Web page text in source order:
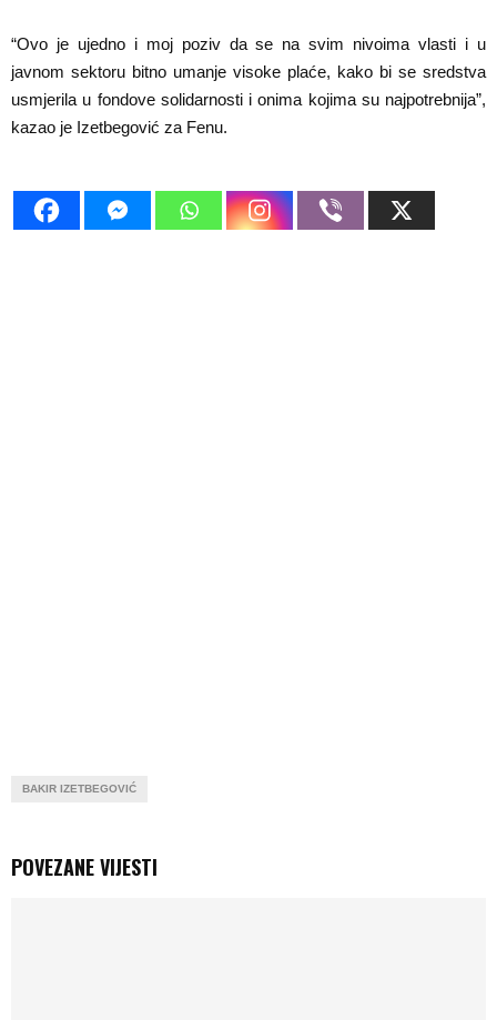
“Ovo je ujedno i moj poziv da se na svim nivoima vlasti i u
javnom sektoru bitno umanje visoke plaće, kako bi se sredstva
usmjerila u fondove solidarnosti i onima kojima su najpotrebnija”,
kazao je Izetbegović za Fenu.
BAKIR IZETBEGOVIĆ
POVEZANE VIJESTI